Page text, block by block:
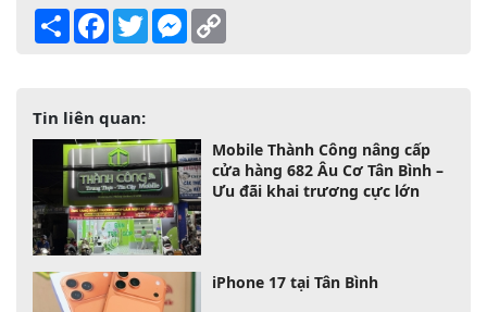
Share Facebook
TwitterMessenger
Tin liên quan:
Mobile Thành Công nâng cấp
cửa hàng 682 Âu Cơ Tân Bình –
Ưu đãi khai trương cực lớn
iPhone 17 tại Tân Bình